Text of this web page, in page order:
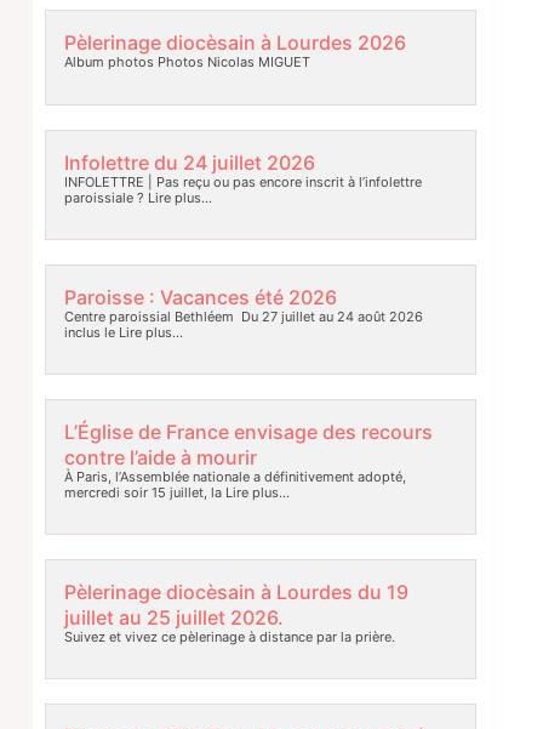
Pèlerinage diocèsain à Lourdes 2026
Album photos Photos Nicolas MIGUET
Infolettre du 24 juillet 2026
INFOLETTRE | Pas reçu ou pas encore inscrit à l’infolettre
paroissiale ? Lire plus…
Paroisse : Vacances été 2026
Centre paroissial Bethléem Du 27 juillet au 24 août 2026
inclus leLire plus…
L’Église de France envisage des recours
contre l’aide à mourir
À Paris, l’Assemblée nationale a définitivement adopté,
mercredi soir 15 juillet, laLire plus…
Pèlerinage diocèsain à Lourdes du 19
juillet au 25 juillet 2026.
Suivez et vivez ce pèlerinage à distance par la prière.